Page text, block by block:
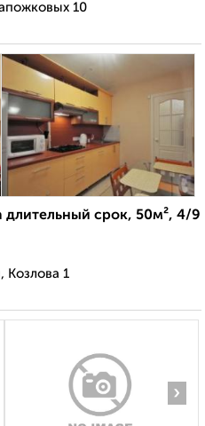
10
длительный срок, 50м², 4/9
Козлова 1
›